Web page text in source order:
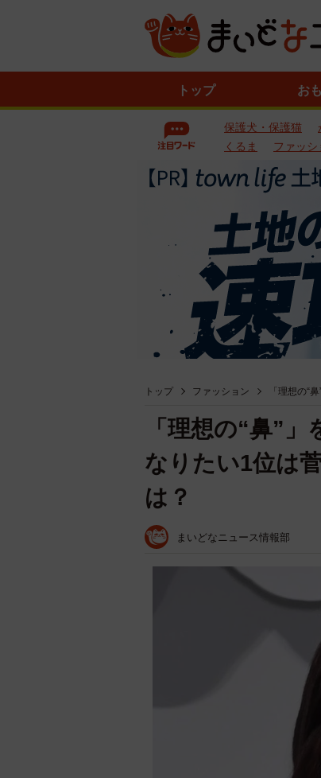
トップ お
保護犬・保護猫
くるま
ファッシ
トップ ファッション 「理想の“
「理想の“鼻”
なりたい1位は
は？
まいどなニュース情報部